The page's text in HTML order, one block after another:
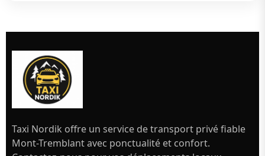
Taxi Nordik offre un service de transport privé fiable
Mont-Tremblant avec ponctualité et confort.